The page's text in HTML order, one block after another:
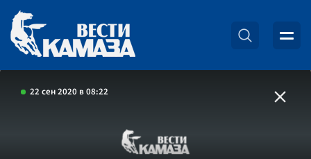
22 сен 2020 в 08:22